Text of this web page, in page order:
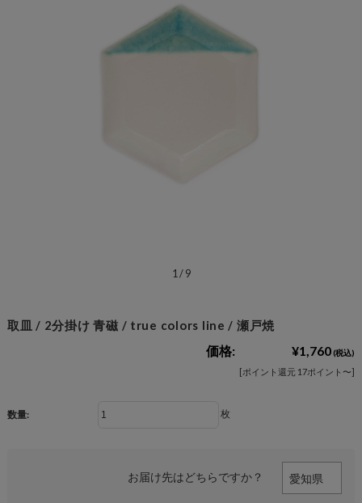
1 /9
取皿 / 2分掛け 青磁 / true colors line / 瀬戸焼
価格: ¥1,760(税込)
[ポイント還元 17ポイント〜]
数量: 枚
お届け先はどちらですか？